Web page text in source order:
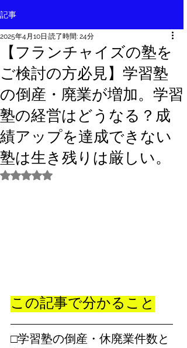
記事
【フランチャイズの塾を
ご検討の方必見】学習塾
の倒産・廃業が増加。学習
塾の経営はどうなる？成
績アップを達成できない
塾は生き残りは厳しい。
2025年4月10日 読了時間: 24分
5つ星のうちNaNと評価されています。
この記事で分かること
□学習塾の倒産・休廃業件数と